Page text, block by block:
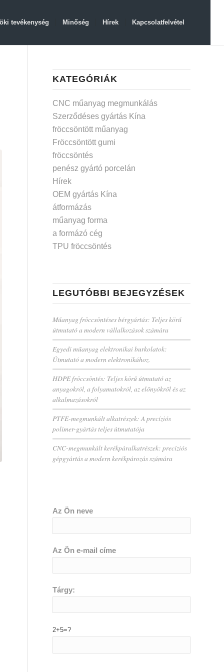
tevékenység Minőség Hírek Kapcsolatfelvétel
KATEGÓRIÁK
CNC műanyag megmunkálás
Szerződéses gyártás Kína
fröccsöntött műanyag
Fröccsöntött gumi
fröccsöntés
penész gyártó porcelán
Hírek
OEM gyártás Kína
átformázás
műanyag forma
a formázó cég
TPU fröccsöntés
LEGUTÓBBI BEJEGYZÉSEK
Műanyag fröccsöntéses bérgyártás: Teljes körű
útmutató a modern vállalkozások számára
Egyedi műanyag elektronikai burkolatok:
Útmutató a modern elektronikához.
HDPE fröccsöntés: Teljes körű útmutató az
anyagokról, a folyamatokról, az előnyökről és az
alkalmazásokról
PTFE-megmunkált alkatrészek: A precíziós
polimer-gyártás teljes útmutatója
CNC-megmunkált kerékpáralkatrészek: precíziós
gépgyártás a modern kerékpározás számára
Az Ön neve
Az Ön e-mail címe
Tárgy:
2+5=?